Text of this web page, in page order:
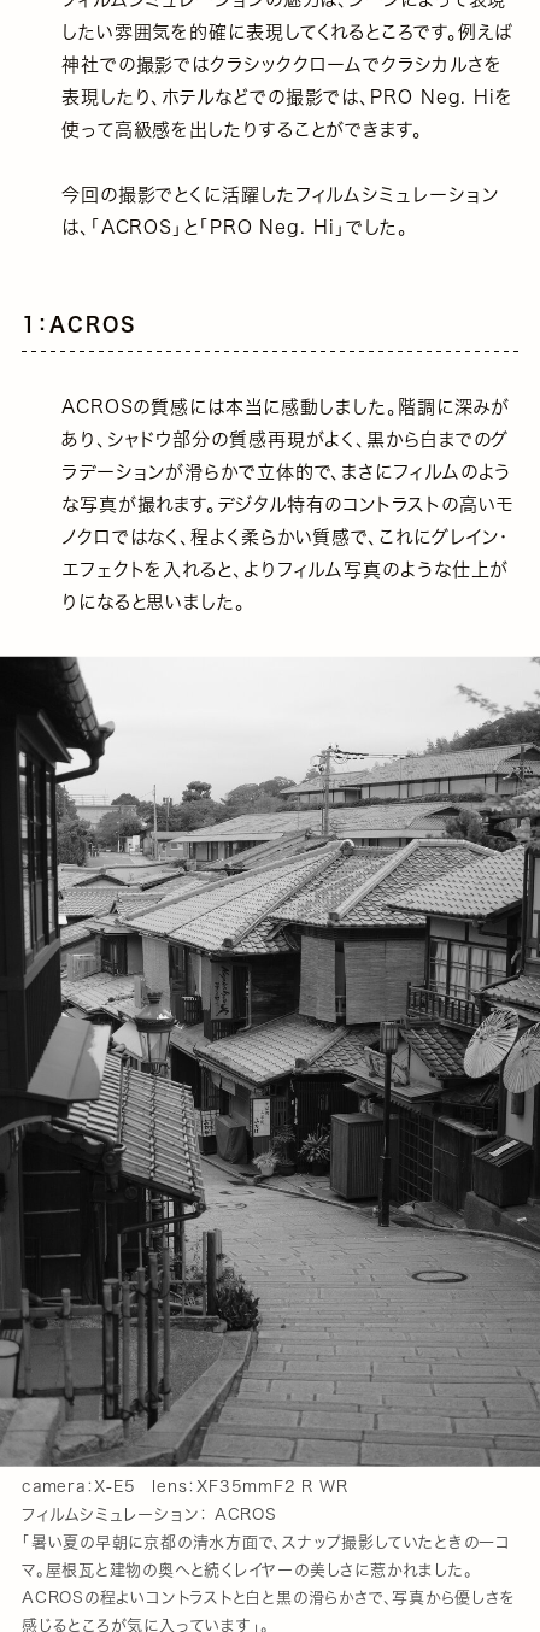
したい雰囲気を的確に表現してくれるところです。例えば
神社での撮影ではクラシッククロームでクラシカルさを
表現したり、ホテルなどでの撮影では、PRO Neg. Hiを
使って高級感を出したりすることができます。
今回の撮影でとくに活躍したフィルムシミュレーション
は、「ACROS」と「PRO Neg. Hi」でした。
1：ACROS
ACROSの質感には本当に感動しました。階調に深みが
あり、シャドウ部分の質感再現がよく、黒から白までのグ
ラデーションが滑らかで立体的で、まさにフィルムのよう
な写真が撮れます。デジタル特有のコントラストの高いモ
ノクロではなく、程よく柔らかい質感で、これにグレイン・
エフェクトを入れると、よりフィルム写真のような仕上が
りになると思いました。
camera：X-E5 lens：XF35mmF2 R WR
フィルムシミュレーション： ACROS
「暑い夏の早朝に京都の清水方面で、スナップ撮影していたときの一コ
マ。屋根瓦と建物の奥へと続くレイヤーの美しさに惹かれました。
ACROSの程よいコントラストと白と黒の滑らかさで、写真から優しさを
感じるところが気に入っています」。